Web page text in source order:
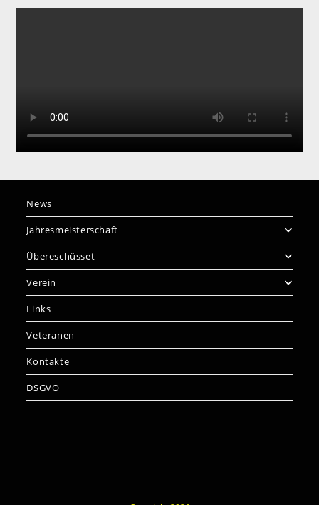
News
Jahresmeisterschaft
Übereschüsset
Verein
Links
Veteranen
Kontakte
DSGVO